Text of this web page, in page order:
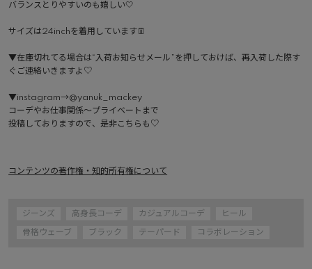
バランスとりやすいのも嬉しい🤍
サイズは24inchを着用しています👖
▼在庫切れてる場合は“入荷お知らせメール”を押しておけば、再入荷した際す
ぐご連絡いきますよ♡
▼instagram→@yanuk_mackey
コーデやお仕事関係〜プライベートまで
投稿しておりますので、是非こちらも♡
コンテンツの著作権・知的所有権について
ジーンズ 高身長コーデ カジュアルコーデ ヒール
骨格ウェーブ ブラック テーパード コラボレーション